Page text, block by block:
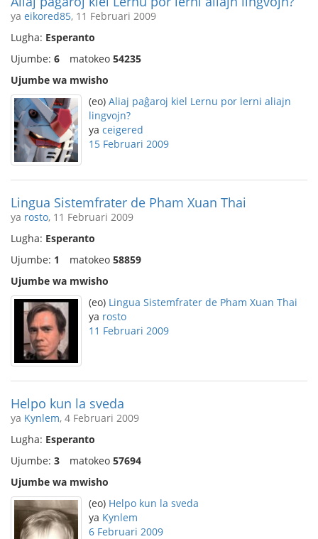
ya eikored85, 11 Februari 2009
Lugha: Esperanto
Ujumbe: 6 matokeo 54235
Ujumbe wa mwisho
(eo) Aliaj paĝaroj kiel Lernu por lerni aliajn
lingvojn?
ya ceigered
15 Februari 2009
Lingua Sistemfrater de Pham Xuan Thai
ya rosto, 11 Februari 2009
Lugha: Esperanto
Ujumbe: 1 matokeo 58859
Ujumbe wa mwisho
(eo) Lingua Sistemfrater de Pham Xuan Thai
ya rosto
11 Februari 2009
Helpo kun la sveda
ya Kynlem, 4 Februari 2009
Lugha: Esperanto
Ujumbe: 3 matokeo 57694
Ujumbe wa mwisho
(eo) Helpo kun la sveda
ya Kynlem
6 Februari 2009